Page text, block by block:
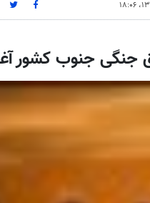
جنگی جنوب کشور